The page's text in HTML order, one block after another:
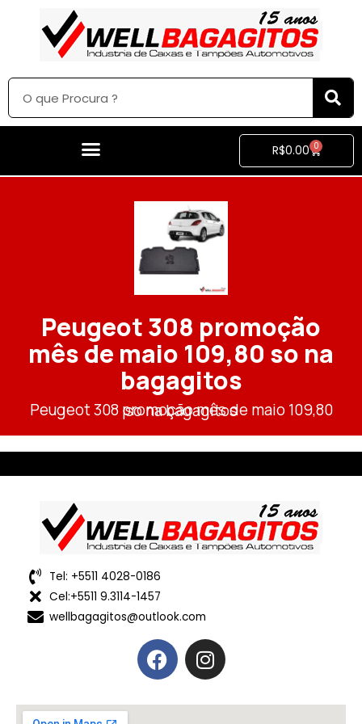
R$0.00 0
Peugeot 308 promoção
mês de maio 109,80 so na
bagagitos
Peugeot 308 promoção mês de maio 109,80 so na bagagitos
Tel: +5511 4028-0186
Cel:+5511 9.3114-1457
wellbagagitos@outlook.com